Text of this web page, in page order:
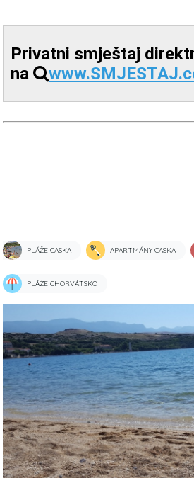
Privatni smještaj
na
PLÁŽE CASKA APARTMÁNY CASKA
PLÁŽE CHORVÁTSKO